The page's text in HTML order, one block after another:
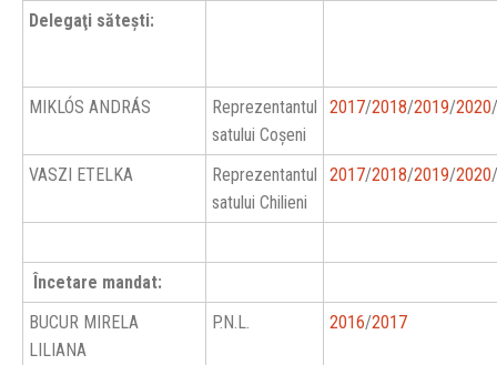
Delegaţi săteşti:
MIKLÓS ANDRÁS
Reprezentantul
satului Coşeni
2017/2018/2019/2020/
VASZI ETELKA
Reprezentantul
satului Chilieni
2017/2018/2019/2020/
Încetare mandat:
BUCUR MIRELA
LILIANA
P.N.L. 2016/2017